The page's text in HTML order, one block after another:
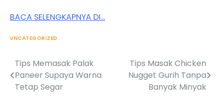
BACA SELENGKAPNYA DI…
UNCATEGORIZED
Post
navigation
Tips Memasak Palak
Paneer Supaya Warna
Tetap Segar
Tips Masak Chicken
Nugget Gurih Tanpa
Banyak Minyak